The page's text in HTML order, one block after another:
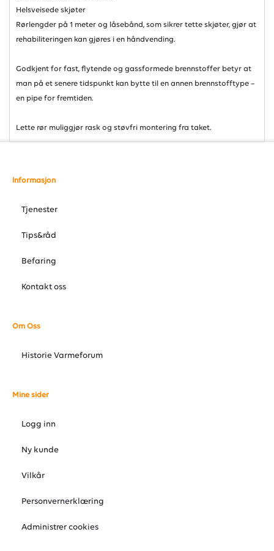
Helsveisede skjøter
Rørlengder på 1 meter og låsebånd, som sikrer tette skjøter, gjør at
rehabiliteringen kan gjøres i en håndvending.
Godkjent for fast, flytende og gassformede brennstoffer betyr at
man på et senere tidspunkt kan bytte til en annen brennstofftype –
en pipe for fremtiden.
Lette rør muliggjør rask og støvfri montering fra taket.
Informasjon
Tjenester
Tips&råd
Befaring
Kontakt oss
Om Oss
Historie Varmeforum
Mine sider
Logg inn
Ny kunde
Vilkår
Personvernerklæring
Administrer cookies